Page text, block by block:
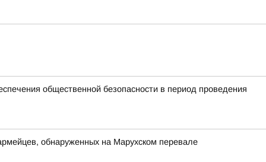
общественной безопасности в период проведения
обнаруженных на Марухском перевале